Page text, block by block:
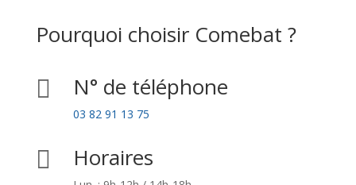
Pourquoi choisir Comebat ?

N° de téléphone
03 82 91 13 75
 Horaires